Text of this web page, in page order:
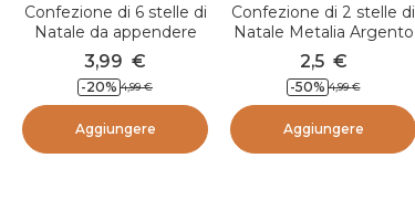
Confezione di 6 stelle di
Natale da appendere
con clip Argento
3,99 €
-20% 4,99 €
Aggiungere
Confezione di 2 stelle di
Natale Metalia Argento
2,5 €
-50% 4,99 €
Aggiungere